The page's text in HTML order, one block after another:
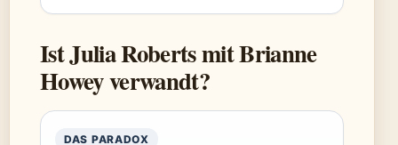
Ist Julia Roberts mit Brianne
Howey verwandt?
DAS PARADOX